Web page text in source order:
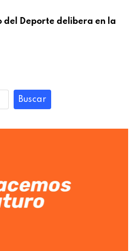
del Deporte delibera en la
Buscar